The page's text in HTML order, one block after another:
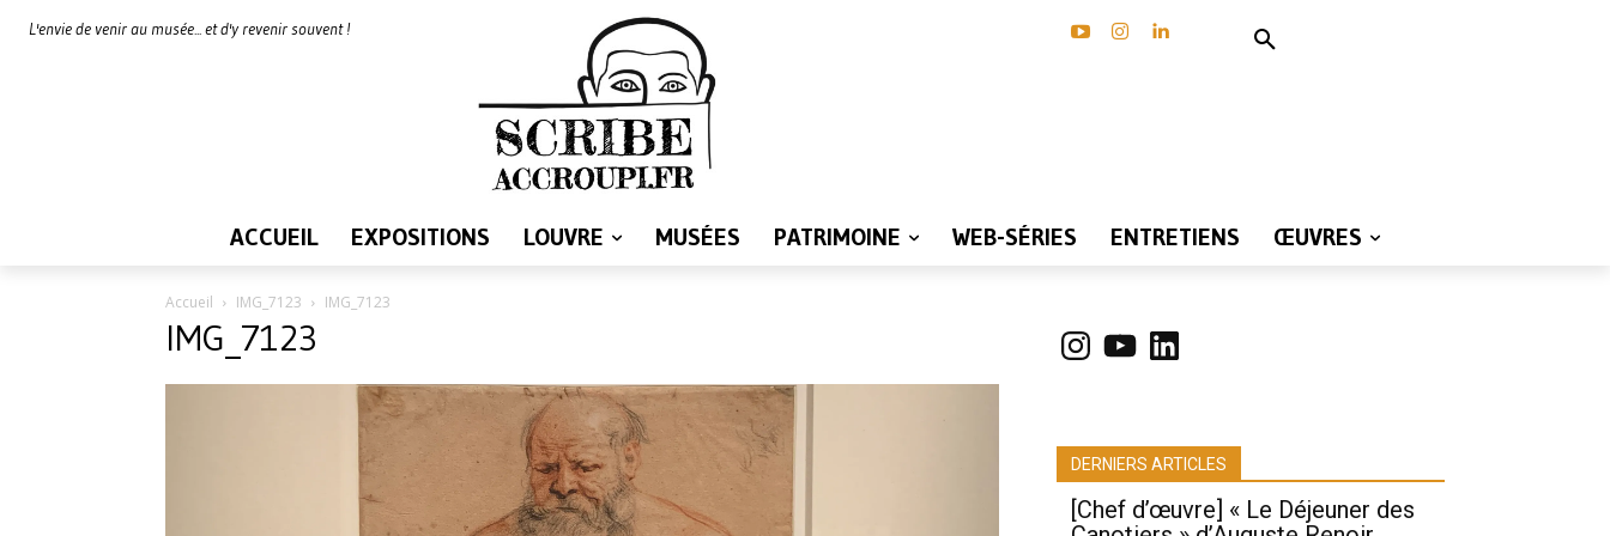
L'envie de venir au musée... et d'y revenir souvent !
ACCUEIL EXPOSITIONS LOUVRE MUSÉES PATRIMOINE WEB-SÉRIES ENTRETIENS ŒUVRES
Accueil IMG_7123 IMG_7123
IMG_7123 Instagram
YouTubeLinkedIn
DERNIERS ARTICLES
[Chef d’œuvre] « Le Déjeuner des